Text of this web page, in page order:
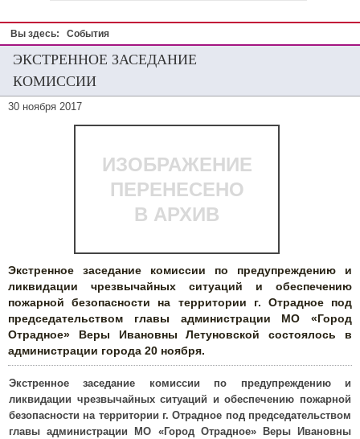
Вы здесь: События
ЭКСТРЕННОЕ ЗАСЕДАНИЕ
КОМИССИИ
30 ноября 2017
ИЗОБРАЖЕНИЕ
ПЕРЕНЕСЕНО
В АРХИВ
Экстренное заседание комиссии по предупреждению и
ликвидации чрезвычайных ситуаций и обеспечению
пожарной безопасности на территории г. Отрадное под
председательством главы администрации МО «Город
Отрадное» Веры Ивановны Летуновской состоялось в
администрации города 20 ноября.
Экстренное заседание комиссии по предупреждению и
ликвидации чрезвычайных ситуаций и обеспечению пожарной
безопасности на территории г. Отрадное под председательством
главы администрации МО «Город Отрадное» Веры Ивановны